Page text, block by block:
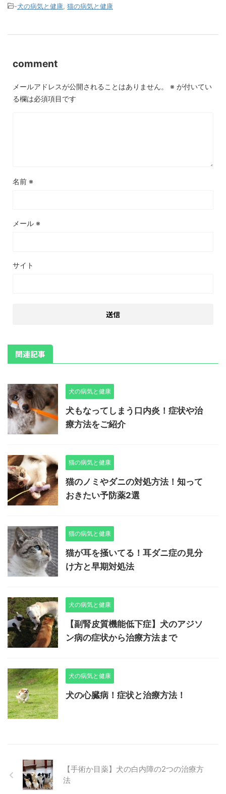
-犬の病気と健康 猫の病気と健康
comment
メールアドレスが公開されることはありません。 ※ が付いてい
る欄は必須項目です
名前 ※
メール ※
サイト
関連記事
犬の病気と健康
犬もなってしまう口内炎！症状や治
療方法をご紹介
猫の病気と健康
猫のノミやダニの対処方法！知って
おきたい予防薬2選
猫の病気と健康
猫が耳を掻いてる！耳ダニ症の見分
け方と早期対処法
犬の病気と健康
【副腎皮質機能低下症】犬のアジソ
ン病の症状から治療方法まで
犬の病気と健康
犬の心臓病！症状と治療方法！
【手術か目薬】犬の白内障の2つの治療方
法